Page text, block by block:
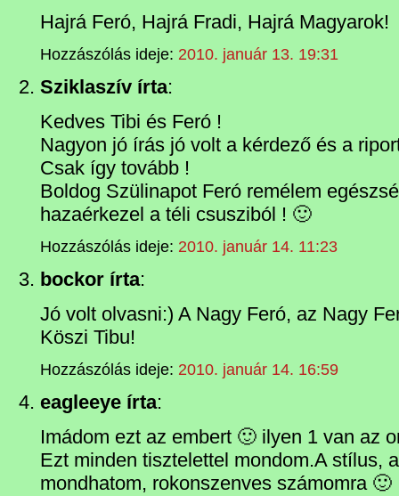
Hajrá Feró, Hajrá Fradi, Hajrá Magyarok!
Hozzászólás ideje: 2010. január 13. 19:31
Sziklaszív írta:
Kedves Tibi és Feró !
Nagyon jó írás jó volt a kérdező és a
Csak így tovább !
Boldog Szülinapot Feró remélem
hazaérkezel a téli csusziból ! 🙂
Hozzászólás ideje: 2010. január 14. 11:23
bockor írta:
Jó volt olvasni:) A Nagy Feró, az Nagy
Köszi Tibu!
Hozzászólás ideje: 2010. január 14. 16:59
eagleeye írta:
Imádom ezt az embert 🙂 ilyen 1 van az
Ezt minden tisztelettel mondom.A stílus,
mondhatom, rokonszenves számomra 🙂